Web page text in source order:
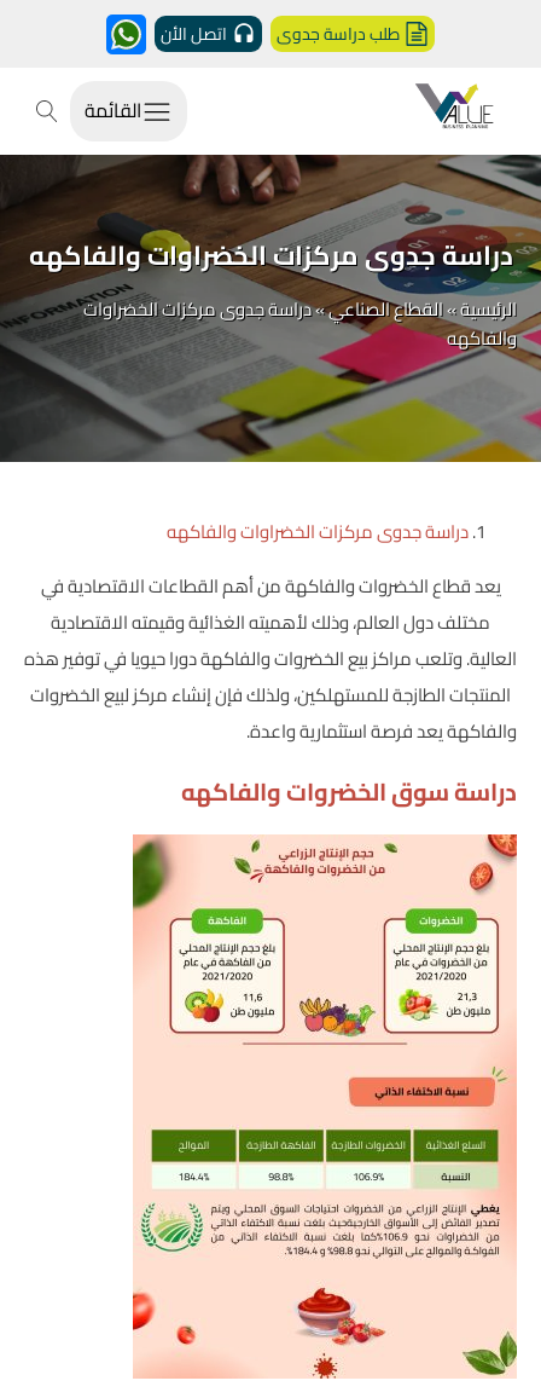
طلب دراسة جدوى اتصل الأن
القائمة
دراسة جدوى مركزات الخضراوات والفاكهه
الرئيسية»القطاع الصناعي»دراسة جدوى مركزات الخضراوات
والفاكهه
دراسة جدوى مركزات الخضراوات والفاكهه
يعد قطاع الخضروات والفاكهة من أهم القطاعات الاقتصادية في
مختلف دول العالم، وذلك لأهميته الغذائية وقيمته الاقتصادية
العالية. وتلعب مراكز بيع الخضروات والفاكهة دورا حيويا في توفير هذه
المنتجات الطازجة للمستهلكين، ولذلك فإن إنشاء مركز لبيع الخضروات
والفاكهة يعد فرصة استثمارية واعدة.
دراسة سوق الخضروات والفاكهه